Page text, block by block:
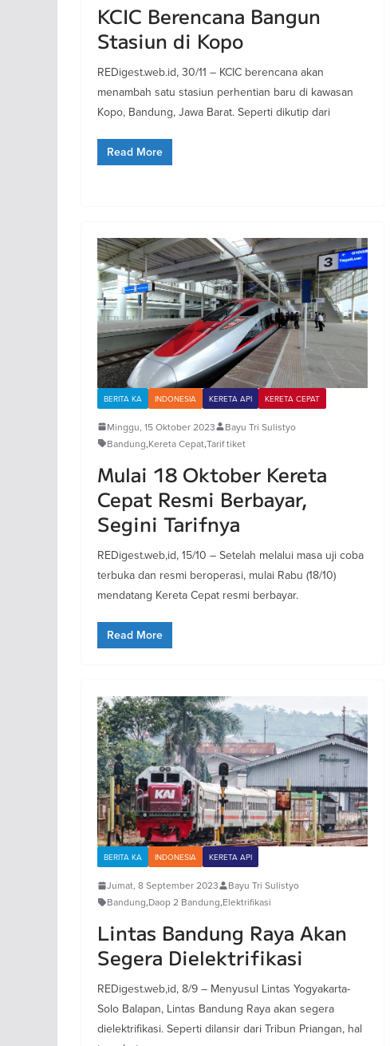
KCIC Berencana Bangun
Stasiun di Kopo
REDigest.web.id, 30/11 – KCIC berencana akan
menambah satu stasiun perhentian baru di kawasan
Kopo, Bandung, Jawa Barat. Seperti dikutip dari
Read More
BERITA KA INDONESIA KERETA API KERETA CEPAT
Minggu, 15 Oktober 2023
Bayu Tri Sulistyo
Bandung,Kereta Cepat,Tarif tiket
Mulai 18 Oktober Kereta
Cepat Resmi Berbayar,
Segini Tarifnya
REDigest.web,id, 15/10 – Setelah melalui masa uji coba
terbuka dan resmi beroperasi, mulai Rabu (18/10)
mendatang Kereta Cepat resmi berbayar.
Read More
BERITA KA INDONESIA KERETA API
Jumat, 8 September 2023
Bayu Tri Sulistyo
Bandung,Daop 2 Bandung,Elektrifikasi
Lintas Bandung Raya Akan
Segera Dielektrifikasi
REDigest.web,id, 8/9 – Menyusul Lintas Yogyakarta-
Solo Balapan, Lintas Bandung Raya akan segera
dielektrifikasi. Seperti dilansir dari Tribun Priangan, hal